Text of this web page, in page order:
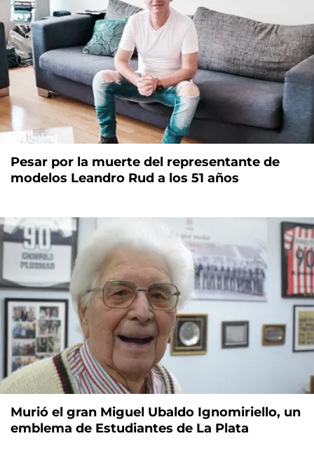
Pesar por la muerte del representante de
modelos Leandro Rud a los 51 años
Murió el gran Miguel Ubaldo Ignomiriello, un
emblema de Estudiantes de La Plata